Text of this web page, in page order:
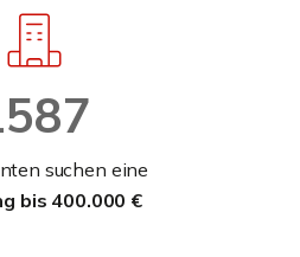
suchen eine
bis 400.000 €